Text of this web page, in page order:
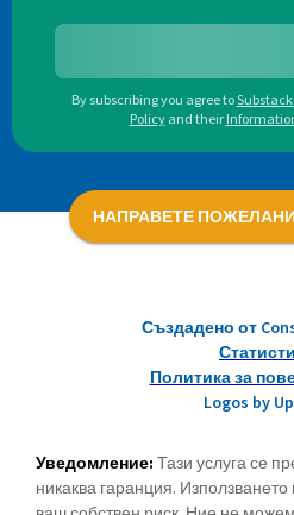
By subscribing you agree to
Policy and their
НАПРАВЕТЕ
Създадено от
Политика за
Logos by
Уведомление: Тази услуга се
никаква гаранция. Използването